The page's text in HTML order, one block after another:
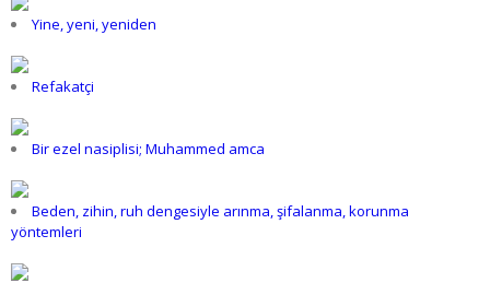
Yine, yeni, yeniden
Refakatçi
Bir ezel nasiplisi; Muhammed amca
Beden, zihin, ruh dengesiyle arınma, şifalanma, korunma
yöntemleri